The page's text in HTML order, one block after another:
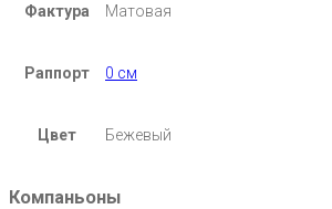
Фактура Матовая
Раппорт 0 см
Цвет Бежевый
Компаньоны